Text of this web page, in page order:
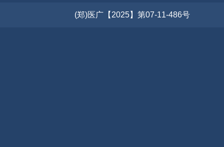
(郑)医广【2025】第07-11-486号